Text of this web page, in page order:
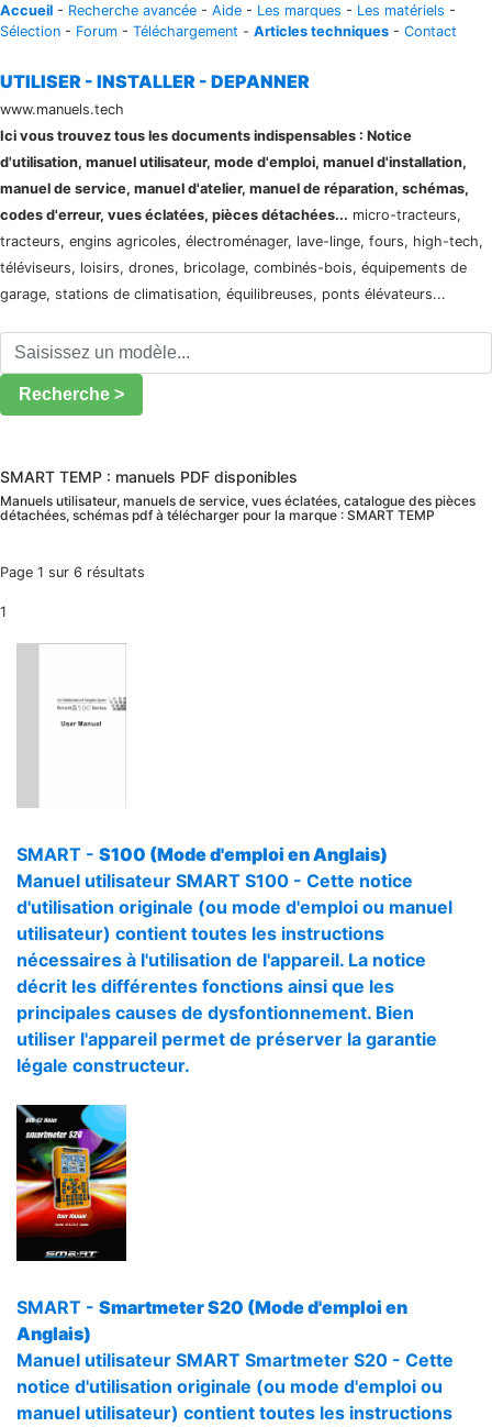
Accueil - Recherche avancée - Aide - Les marques - Les matériels -
Sélection - Forum - Téléchargement - Articles techniques - Contact
UTILISER - INSTALLER - DEPANNER
www.manuels.tech
Ici vous trouvez tous les documents indispensables : Notice
d'utilisation, manuel utilisateur, mode d'emploi, manuel d'installation,
manuel de service, manuel d'atelier, manuel de réparation, schémas,
codes d'erreur, vues éclatées, pièces détachées... micro-tracteurs,
tracteurs, engins agricoles, électroménager, lave-linge, fours, high-tech,
téléviseurs, loisirs, drones, bricolage, combinés-bois, équipements de
garage, stations de climatisation, équilibreuses, ponts élévateurs...
Recherche >
SMART TEMP : manuels PDF disponibles
Manuels utilisateur, manuels de service, vues éclatées, catalogue des pièces
détachées, schémas pdf à télécharger pour la marque : SMART TEMP
Page 1 sur 6 résultats
1
SMART - S100 (Mode d'emploi en Anglais)
Manuel utilisateur SMART S100 - Cette notice
d'utilisation originale (ou mode d'emploi ou manuel
utilisateur) contient toutes les instructions
nécessaires à l'utilisation de l'appareil. La notice
décrit les différentes fonctions ainsi que les
principales causes de dysfontionnement. Bien
utiliser l'appareil permet de préserver la garantie
légale constructeur.
SMART - Smartmeter S20 (Mode d'emploi en
Anglais)
Manuel utilisateur SMART Smartmeter S20 - Cette
notice d'utilisation originale (ou mode d'emploi ou
manuel utilisateur) contient toutes les instructions